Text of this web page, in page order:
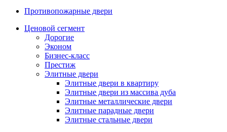
Противопожарные двери
Ценовой сегмент
Дорогие
Эконом
Бизнес-класс
Престиж
Элитные двери
Элитные двери в квартиру
Элитные двери из массива дуба
Элитные металлические двери
Элитные парадные двери
Элитные стальные двери